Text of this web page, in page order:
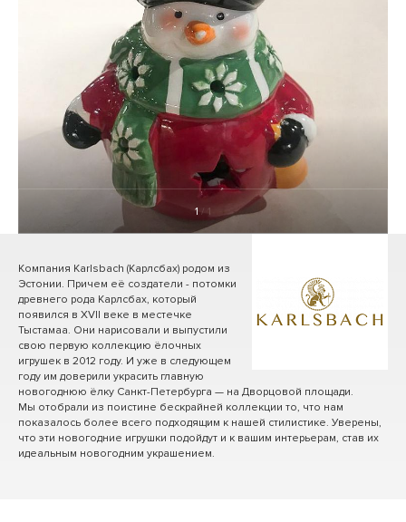
1 / 1
Компания Karlsbach (Карлсбах) родом из
Эстонии. Причем её создатели - потомки
древнего рода Карлсбах, который
появился в XVII веке в местечке
Тыстамаа. Они нарисовали и выпустили
свою первую коллекцию ёлочных
игрушек в 2012 году. И уже в следующем
году им доверили украсить главную
новогоднюю ёлку Санкт-Петербурга — на Дворцовой площади.
Мы отобрали из поистине бескрайней коллекции то, что нам
показалось более всего подходящим к нашей стилистике. Уверены,
что эти новогодние игрушки подойдут и к вашим интерьерам, став их
идеальным новогодним украшением.